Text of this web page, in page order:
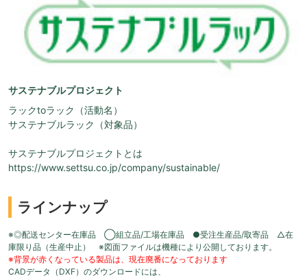
サステナブルプロジェクト
ラックtoラック（活動名）
サステナブルラック（対象品）
サステナブルプロジェクトとは
https://www.settsu.co.jp/company/sustainable/
ラインナップ
※◎配送センター在庫品 ◯組立品/工場在庫品 ●受注生産品/取寄品 △在
庫限り品（生産中止） ※図面ファイルは機種により公開しております。
※背景が赤くなっている製品は、現在廃番になっております
CADデータ（DXF）のダウンロードには、